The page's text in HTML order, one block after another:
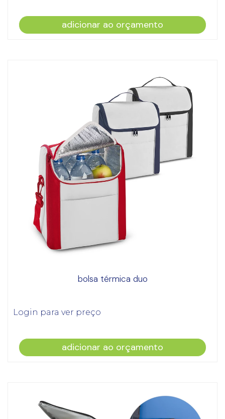
adicionar ao orçamento
bolsa térmica duo
Login para ver preço
adicionar ao orçamento